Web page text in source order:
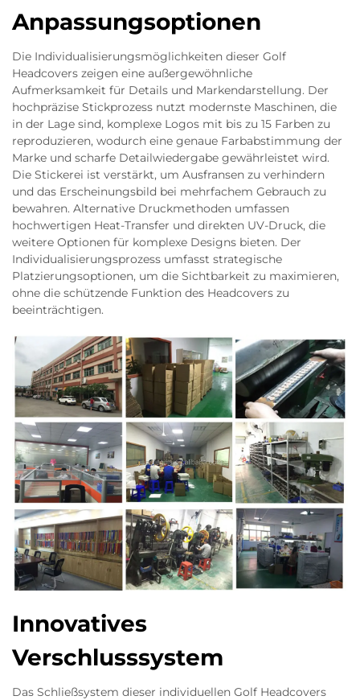
Anpassungsoptionen
Die Individualisierungsmöglichkeiten dieser Golf
Headcovers zeigen eine außergewöhnliche
Aufmerksamkeit für Details und Markendarstellung. Der
hochpräzise Stickprozess nutzt modernste Maschinen, die
in der Lage sind, komplexe Logos mit bis zu 15 Farben zu
reproduzieren, wodurch eine genaue Farbabstimmung der
Marke und scharfe Detailwiedergabe gewährleistet wird.
Die Stickerei ist verstärkt, um Ausfransen zu verhindern
und das Erscheinungsbild bei mehrfachem Gebrauch zu
bewahren. Alternative Druckmethoden umfassen
hochwertigen Heat-Transfer und direkten UV-Druck, die
weitere Optionen für komplexe Designs bieten. Der
Individualisierungsprozess umfasst strategische
Platzierungsoptionen, um die Sichtbarkeit zu maximieren,
ohne die schützende Funktion des Headcovers zu
beeinträchtigen.
Innovatives
Verschlusssystem
Das Schließsystem dieser individuellen Golf Headcovers